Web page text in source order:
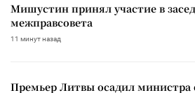
Мишустин принял участие в
межправсовета
11 минут назад
Премьер Литвы осадил министра